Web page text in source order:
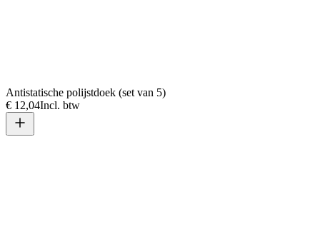
Antistatische polijstdoek (set van 5)
€ 12,04Incl. btw